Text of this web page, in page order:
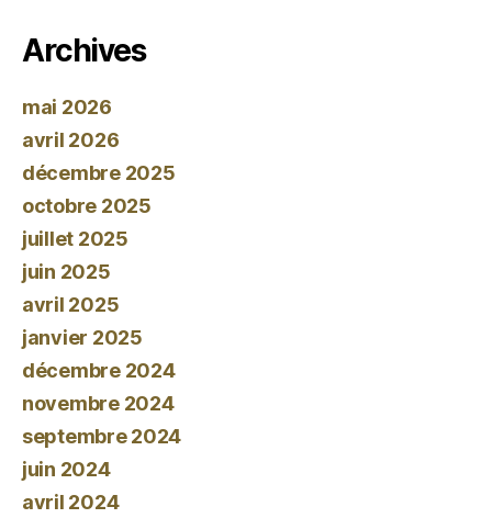
Archives
mai 2026
avril 2026
décembre 2025
octobre 2025
juillet 2025
juin 2025
avril 2025
janvier 2025
décembre 2024
novembre 2024
septembre 2024
juin 2024
avril 2024